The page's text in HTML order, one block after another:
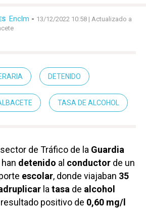
Enclm - 13/12/2022 10:58 | Actualizado a
DETENIDO
TASA DE ALCOHOL
de Tráfico de la Guardia
han detenido al conductor de un
escolar, donde viajaban 35
la tasa de alcohol
positivo de 0,60 mg/l